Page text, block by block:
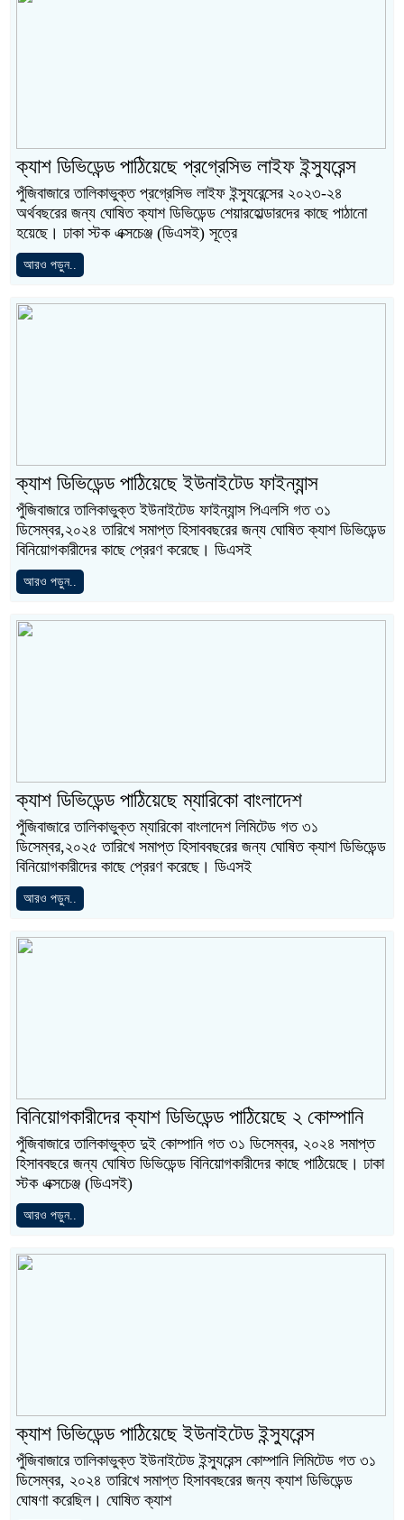
ক্যাশ ডিভিডেন্ড পাঠিয়েছে প্রগ্রেসিভ লাইফ ইন্স্যুরেন্স
পুঁজিবাজারে তালিকাভুক্ত প্রগ্রেসিভ লাইফ ইন্স্যুরেন্সের ২০২৩-২৪
অর্থবছরের জন্য ঘোষিত ক্যাশ ডিভিডেন্ড শেয়ারহোল্ডারদের কাছে পাঠানো
হয়েছে। ঢাকা স্টক এক্সচেঞ্জ (ডিএসই) সূত্রে
আরও পড়ুন..
ক্যাশ ডিভিডেন্ড পাঠিয়েছে ইউনাইটেড ফাইন্যান্স
পুঁজিবাজারে তালিকাভুক্ত ইউনাইটেড ফাইন্যান্স পিএলসি গত ৩১
ডিসেম্বর,২০২৪ তারিখে সমাপ্ত হিসাববছরের জন্য ঘোষিত ক্যাশ ডিভিডেন্ড
বিনিয়োগকারীদের কাছে প্রেরণ করেছে। ডিএসই
আরও পড়ুন..
ক্যাশ ডিভিডেন্ড পাঠিয়েছে ম্যারিকো বাংলাদেশ
পুঁজিবাজারে তালিকাভুক্ত ম্যারিকো বাংলাদেশ লিমিটেড গত ৩১
ডিসেম্বর,২০২৫ তারিখে সমাপ্ত হিসাববছরের জন্য ঘোষিত ক্যাশ ডিভিডেন্ড
বিনিয়োগকারীদের কাছে প্রেরণ করেছে। ডিএসই
আরও পড়ুন..
বিনিয়োগকারীদের ক্যাশ ডিভিডেন্ড পাঠিয়েছে ২ কোম্পানি
পুঁজিবাজারে তালিকাভুক্ত দুই কোম্পানি গত ৩১ ডিসেম্বর, ২০২৪ সমাপ্ত
হিসাববছরে জন্য ঘোষিত ডিভিডেন্ড বিনিয়োগকারীদের কাছে পাঠিয়েছে। ঢাকা
স্টক এক্সচেঞ্জ (ডিএসই)
আরও পড়ুন..
ক্যাশ ডিভিডেন্ড পাঠিয়েছে ইউনাইটেড ইন্স্যুরেন্স
পুঁজিবাজারে তালিকাভুক্ত ইউনাইটেড ইন্স্যুরেন্স কোম্পানি লিমিটেড গত ৩১
ডিসেম্বর, ২০২৪ তারিখে সমাপ্ত হিসাববছরের জন্য ক্যাশ ডিভিডেন্ড
ঘোষণা করেছিল। ঘোষিত ক্যাশ